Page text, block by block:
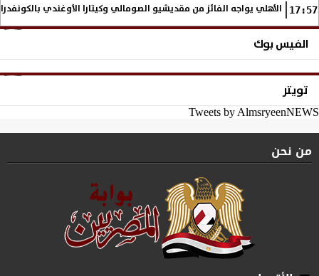
17:57 الأهلي يواجه الفائز من مقديشيو الصومالي وكيتارا الأوغندي
الفيس بوك
تويتر
Tweets by AlmsryeenNEWS
من نحن